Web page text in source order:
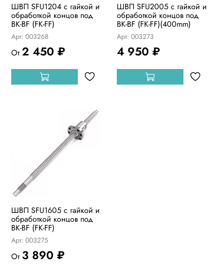
ШВП SFU1204 с гайкой и
обработкой концов под
BK-BF (FK-FF)
Арт: 003268
От 2 450 ₽
ШВП SFU2005 с гайкой и
обработкой концов под
BK-BF (FK-FF)(400mm)
Арт: 003273
4 950 ₽
ШВП SFU1605 с гайкой и
обработкой концов под
BK-BF (FK-FF)
Арт: 003275
От 3 890 ₽